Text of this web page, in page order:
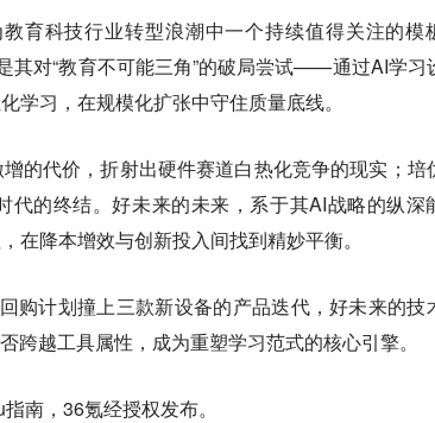
育科技行业转型浪潮中一个持续值得关注的模
其对“教育不可能三角”的破局尝试——通过AI学习
学习，在规模化扩张中守住质量底线。
的代价，折射出硬件赛道白热化竞争的现实；培
的终结。好未来的未来，系于其AI战略的纵深
降本增效与创新投入间找到精妙平衡。
购计划撞上三款新设备的产品迭代，好未来的技
越工具属性，成为重塑学习范式的核心引擎。
南，36氪经授权发布。